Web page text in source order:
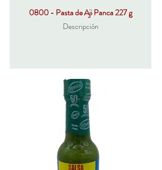
0800 - Pasta de Aji Panca 227 g
Descripción